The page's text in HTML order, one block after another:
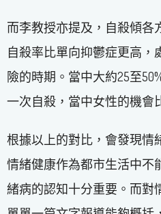
而李教授亦提及，自殺傾各
自殺率比單向抑鬱症更高，
險的時期。當中大約25至
一次自殺，當中女性的機會
根據以上的對比，會發現情
情緒健康作為都市生活中不
緒病的認知十分重要。而對